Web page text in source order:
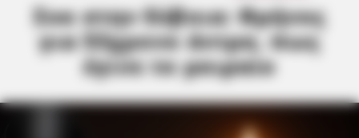
Σοκ στην Εύβοια: Θρήνος
για 53χρονο άντρα, πως
έγινε το μοιραίο